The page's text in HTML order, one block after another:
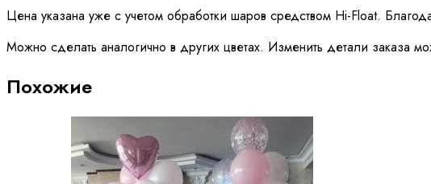
Цена указана уже с учетом обработки шаров средством Hi-Float.
Можно сделать аналогично в других цветах. Изменить детали заказа
Похожие